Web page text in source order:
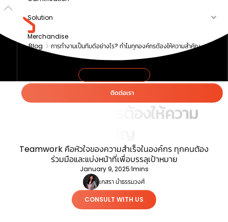
Solution
Merchandise
ติดต่อเรา
Blog การทำงานเป็นทีมดีอย่างไร? ทำไมทุกองค์กรต้องให้ความสำคัญ
การทำงานเป็นทีมดีอย่างไร?
ทำไมทุกองค์กรต้องให้ความ
Teamwork คือหัวใจของความสำเร็จในองค์กร ทุกคนต้อง
ร่วมมือและแบ่งหน้าที่เพื่อบรรลุเป้าหมาย
January 9, 2025·1mins
เกสรา นำธรรมวงศ์
CONSULT WITH US